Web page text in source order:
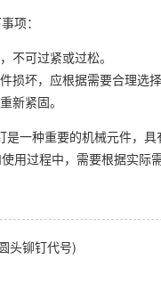
项：
不可过紧或过松。
损坏，应根据需要合理选择
新紧固。
一种重要的机械元件，
用过程中，需要根据实际
头铆钉代号)